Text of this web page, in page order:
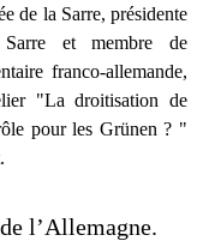
de la Sarre, présidente
et membre de
franco-allemande,
"La droitisation de
pour les Grünen ? "
l’Allemagne.